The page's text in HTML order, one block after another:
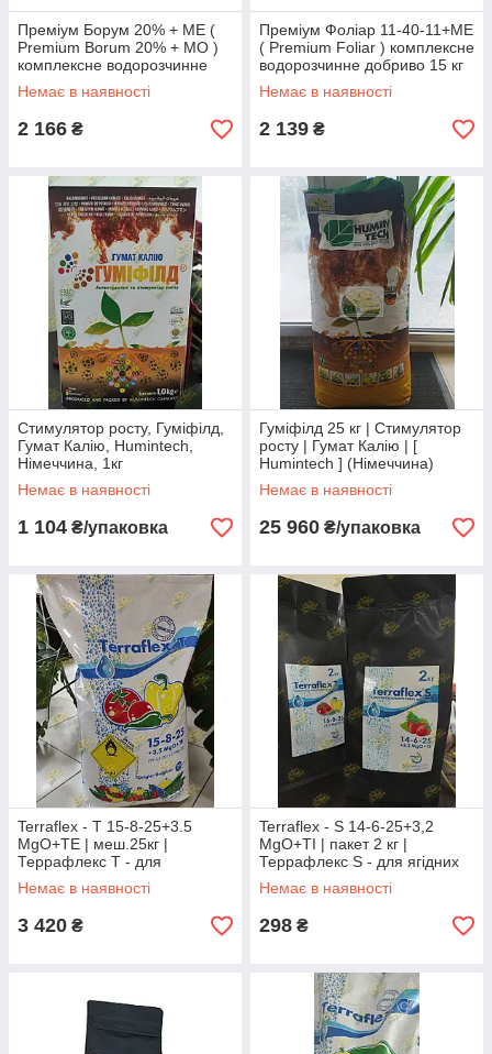
Преміум Борум 20% + МЕ (
Premium Borum 20% + МО )
комплексне водорозчинне
добриво з Бором 25 кг
Немає в наявності
2 166 ₴
Преміум Фоліар 11-40-11+МЕ
( Premium Foliar ) комплексне
водорозчинне добриво 15 кг
Немає в наявності
2 139 ₴
Стимулятор росту, Гуміфілд,
Гумат Калію, Humintech,
Німеччина, 1кг
Немає в наявності
1 104 ₴/упаковка
Гуміфілд 25 кг | Стимулятор
росту | Гумат Калію | [
Humintech ] (Німеччина)
Немає в наявності
25 960 ₴/упаковка
Terraflex - T 15-8-25+3.5
MgO+TE | меш.25кг |
Террафлекс Т - для
пасльонових культур |
комплексне добриво
Немає в наявності
3 420 ₴
Terraflex - S 14-6-25+3,2
MgO+ТІ | пакет 2 кг |
Террафлекс S - для ягідних
культур | добриво
Немає в наявності
298 ₴